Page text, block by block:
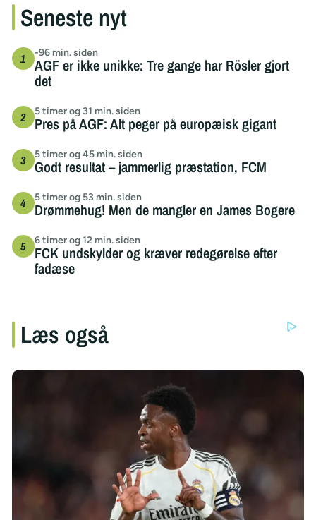
Seneste nyt
-96 min. siden
AGF er ikke unikke: Tre gange har Rösler gjort
det
5 timer og 31 min. siden
Pres på AGF: Alt peger på europæisk gigant
5 timer og 45 min. siden
Godt resultat – jammerlig præstation, FCM
5 timer og 53 min. siden
Drømmehug! Men de mangler en James Bogere
6 timer og 12 min. siden
FCK undskylder og kræver redegørelse efter
fadæse